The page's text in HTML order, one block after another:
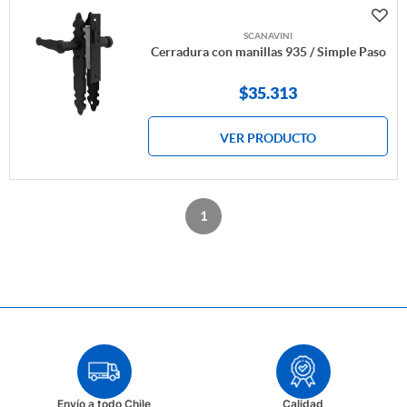
SCANAVINI
Cerradura con manillas 935 / Simple Paso
$35.313
VER PRODUCTO
1
Envío a todo Chile Calidad